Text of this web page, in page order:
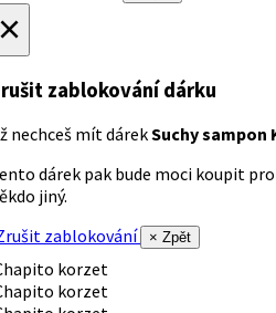
zablokování dárku
nechceš mít dárekSuchy sampon
dárek pak bude moci koupit pro
jiný.
zablokování
× Zpět